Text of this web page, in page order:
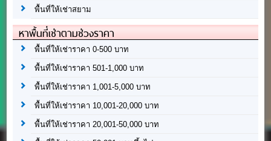
พื้นที่ให้เช่าสยาม
หาพื้นที่เช่าตามช่วงราคา
พื้นที่ให้เช่าราคา 0-500 บาท
พื้นที่ให้เช่าราคา 501-1,000 บาท
พื้นที่ให้เช่าราคา 1,001-5,000 บาท
พื้นที่ให้เช่าราคา 10,001-20,000 บาท
พื้นที่ให้เช่าราคา 20,001-50,000 บาท